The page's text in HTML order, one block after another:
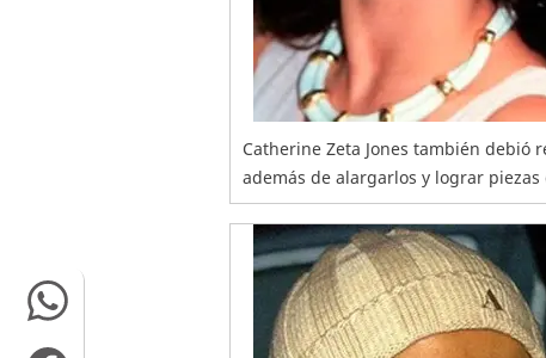
Catherine Zeta Jones también
además de alargarlos y lograr